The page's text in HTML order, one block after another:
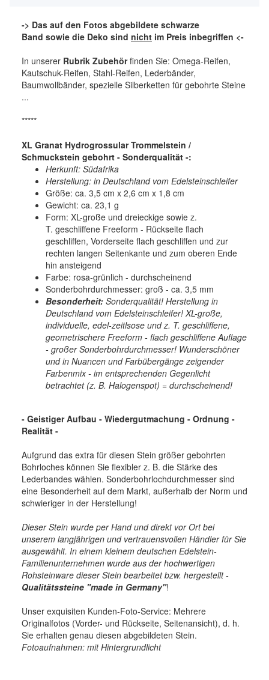
-> Das auf den Fotos abgebildete schwarze
Band sowie die Deko sind nicht im Preis inbegriffen <-
In unserer Rubrik Zubehörfinden Sie: Omega-Reifen,
Kautschuk-Reifen, Stahl-Reifen, Lederbänder,
Baumwollbänder, spezielle Silberketten für gebohrte Steine
...
*****
XL Granat Hydrogrossular Trommelstein /
Schmuckstein gebohrt - Sonderqualität -:
Herkunft: Südafrika
Herstellung: in Deutschland vom Edelsteinschleifer
Größe: ca. 3,5 cm x 2,6 cm x 1,8 cm
Gewicht: ca. 23,1 g
Form: XL-große und dreieckige sowie z.
T. geschliffene Freeform - Rückseite flach
geschliffen, Vorderseite flach geschliffen und zur
rechten langen Seitenkante und zum oberen Ende
hin ansteigend
Farbe: rosa-grünlich - durchscheinend
Sonderbohrdurchmesser: groß - ca. 3,5 mm
Besonderheit: Sonderqualität! Herstellung in
Deutschland vom Edelsteinschleifer! XL-große,
individuelle, edel-zeitlsose und z. T. geschliffene,
geometrischere Freeform - flach geschliffene Auflage
- großer Sonderbohrdurchmesser! Wunderschöner
und in Nuancen und Farbübergänge zeigender
Farbenmix - im entsprechenden Gegenlicht
betrachtet (z. B. Halogenspot) = durchscheinend!
- Geistiger Aufbau - Wiedergutmachung - Ordnung -
Realität -
Aufgrund das extra für diesen Stein größer gebohrten
Bohrloches können Sie flexibler z. B. die Stärke des
Lederbandes wählen. Sonderbohrlochdurchmesser sind
eine Besonderheit auf dem Markt, außerhalb der Norm und
schwieriger in der Herstellung!
Dieser Stein wurde per Hand und direkt vor Ort bei
unserem langjährigen und vertrauensvollen Händler für Sie
ausgewählt. In einem kleinem deutschen Edelstein-
Familienunternehmen wurde aus der hochwertigen
Rohsteinware dieser Stein bearbeitet bzw. hergestellt -
Qualitätssteine "made in Germany"!
Unser exquisiten Kunden-Foto-Service: Mehrere
Originalfotos (Vorder- und Rückseite, Seitenansicht), d. h.
Sie erhalten genau diesen abgebildeten Stein.
Fotoaufnahmen: mit Hintergrundlicht